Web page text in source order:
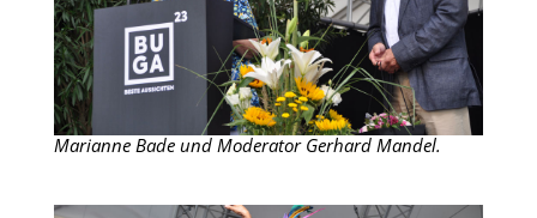
Marianne Bade und Moderator Gerhard Mandel.